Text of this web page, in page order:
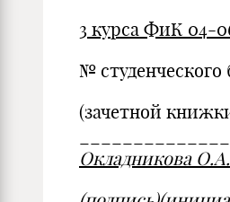
3 курса ФиК 04-
№ студенческого
(зачетной
Окладникова О.А.